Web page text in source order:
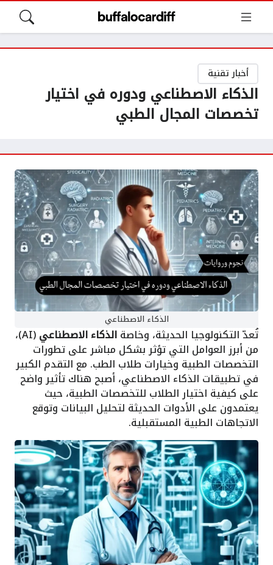
أخبار تقنية
الذكاء الاصطناعي ودوره في اختيار
تخصصات المجال الطبي
الذكاء الاصطناعي
تُعدّ التكنولوجيا الحديثة، وخاصةالذكاء الاصطناعي (AI)،
من أبرز العوامل التي تؤثر بشكل مباشر على تطورات
التخصصات الطبية وخيارات طلاب الطب. مع التقدم الكبير
في تطبيقات الذكاء الاصطناعي، أصبح هناك تأثير واضح
على كيفية اختيار الطلاب للتخصصات الطبية، حيث
يعتمدون على الأدوات الحديثة لتحليل البيانات وتوقع
الاتجاهات الطبية المستقبلية.